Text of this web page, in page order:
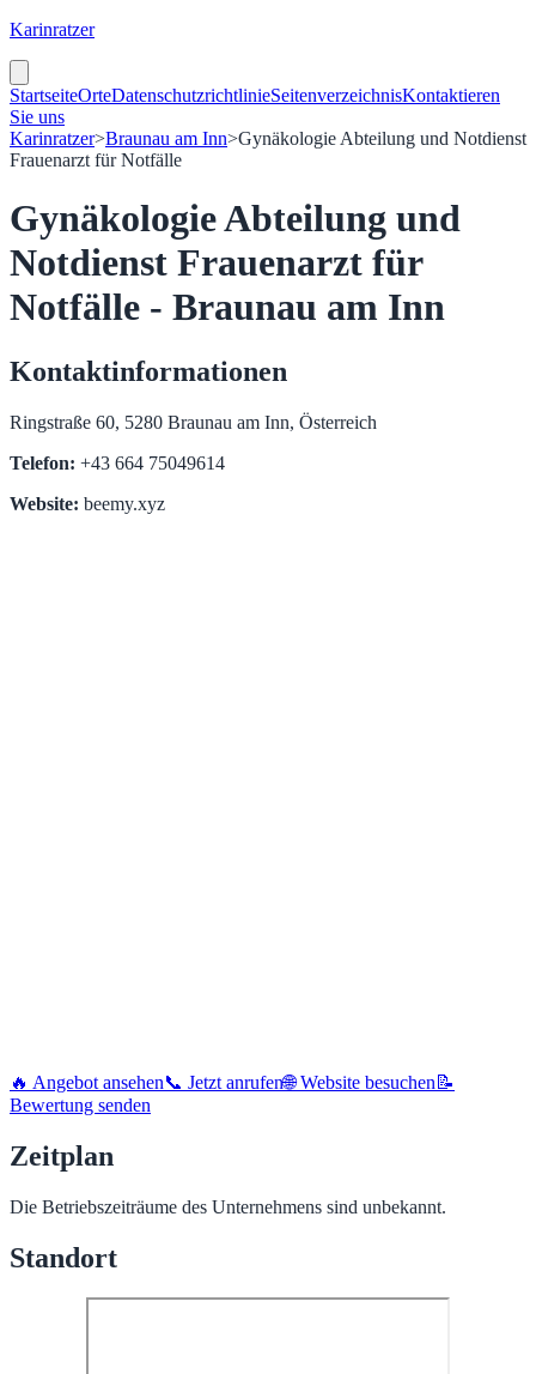
Karinratzer
StartseiteOrteDatenschutzrichtlinieSeitenverzeichnisKontaktieren
Sie uns
Karinratzer>Braunau am Inn>Gynäkologie Abteilung und Notdienst
Frauenarzt für Notfälle
Gynäkologie Abteilung und
Notdienst Frauenarzt für
Notfälle - Braunau am Inn
Kontaktinformationen
Ringstraße 60, 5280 Braunau am Inn, Österreich
Telefon: +43 664 75049614
Website: beemy.xyz
🔥 Angebot ansehen📞 Jetzt anrufen🌐 Website besuchen 📝
Bewertung senden
Zeitplan
Die Betriebszeiträume des Unternehmens sind unbekannt.
Standort